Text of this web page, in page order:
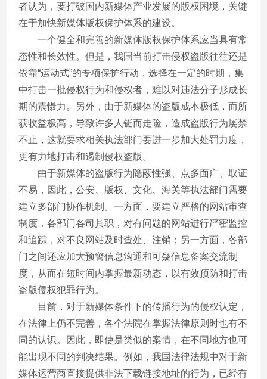
者认为，要打破国内新媒体产业发展的版权困境，关键
在于加快新媒体版权保护体系的建设。
一个健全和完善的新媒体版权保护体系应当具有常
态性和长效性。但是，我国当前打击侵权盗版往往还是
依靠“运动式”的专项保护行动，选择在一定的时期，集
中打击一批侵权行为和侵权者，难以对违法分子形成长
期的震慑力。另外，由于新媒体的盗版成本极低，而所
获收益极高，导致许多人铤而走险，造成盗版行为屡禁
不止，这就要求相关执法部门要进一步加大处罚力度，
更有力地打击和遏制侵权盗版。
由于新媒体的盗版行为隐蔽性强、点多面广、取证
不易，因此，公安、版权、文化、海关等执法部门需要
建立多部门协作机制。一方面，要建立严格的网站审查
制度，各部门各司其职，对有问题的网站进行严密监控
和追踪，对不良网站及时查处、注销；另一方面，各部
门之间还应加大预警信息沟通和可疑信息备案交流制
度，从而在短时间内掌握最新动态，以有效预防和打击
盗版侵权犯罪行为。
目前，对于新媒体条件下的传播行为的侵权认定，
在法律上仍不完善，各个法院在掌握法律原则时也有不
同的认识。因此，即使是类似的案情，在不同地方也可
能出现不同的判决结果。例如，我国法律法规中对于新
媒体运营商直接提供非法下载链接地址的行为，已经有